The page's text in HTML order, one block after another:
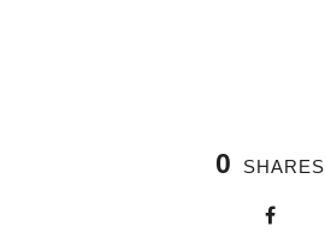
0 SHARES